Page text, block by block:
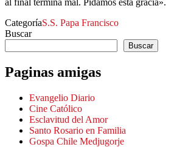
CategoríaS.S. Papa Francisco
Buscar
Buscar
Paginas amigas
Evangelio Diario
Cine Católico
Esclavitud del Amor
Santo Rosario en Familia
Gospa Chile Medjugorje